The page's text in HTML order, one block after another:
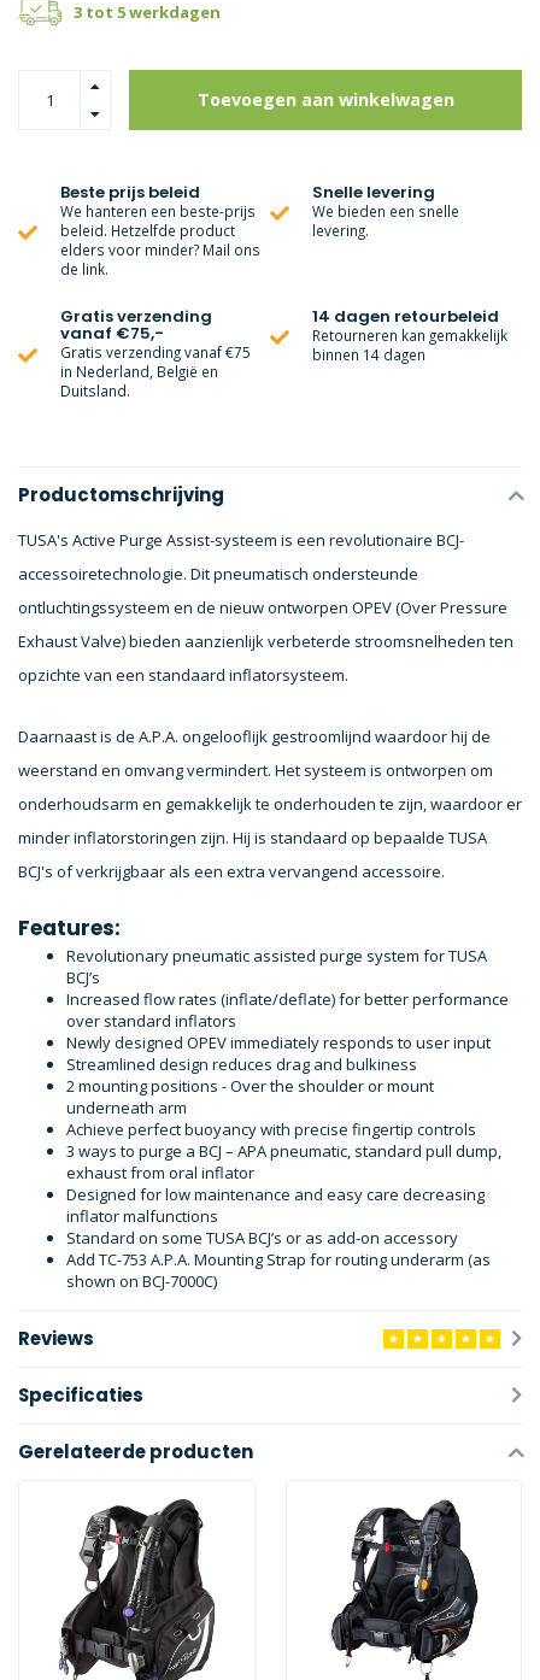
3 tot 5 werkdagen
Toevoegen aan winkelwagen
Beste prijs beleid
We hanteren een beste-prijs
beleid. Hetzelfde product
elders voor minder? Mail ons
de link.
Snelle levering
We bieden een snelle
levering.
Gratis verzending
vanaf €75,-
Gratis verzending vanaf €75
in Nederland, België en
Duitsland.
14 dagen retourbeleid
Retourneren kan gemakkelijk
binnen 14 dagen
Productomschrijving
TUSA's Active Purge Assist-systeem is een revolutionaire BCJ-
accessoiretechnologie. Dit pneumatisch ondersteunde
ontluchtingssysteem en de nieuw ontworpen OPEV (Over Pressure
Exhaust Valve) bieden aanzienlijk verbeterde stroomsnelheden ten
opzichte van een standaard inflatorsysteem.
Daarnaast is de A.P.A. ongelooflijk gestroomlijnd waardoor hij de
weerstand en omvang vermindert. Het systeem is ontworpen om
onderhoudsarm en gemakkelijk te onderhouden te zijn, waardoor er
minder inflatorstoringen zijn. Hij is standaard op bepaalde TUSA
BCJ's of verkrijgbaar als een extra vervangend accessoire.
Features:
Revolutionary pneumatic assisted purge system for TUSA
BCJ’s
Increased flow rates (inflate/deflate) for better performance
over standard inflators
Newly designed OPEV immediately responds to user input
Streamlined design reduces drag and bulkiness
2 mounting positions - Over the shoulder or mount
underneath arm
Achieve perfect buoyancy with precise fingertip controls
3 ways to purge a BCJ – APA pneumatic, standard pull dump,
exhaust from oral inflator
Designed for low maintenance and easy care decreasing
inflator malfunctions
Standard on some TUSA BCJ’s or as add-on accessory
Add TC-753 A.P.A. Mounting Strap for routing underarm (as
shown on BCJ-7000C)
Reviews
Specificaties
Gerelateerde producten